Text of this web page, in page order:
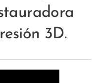
3D.